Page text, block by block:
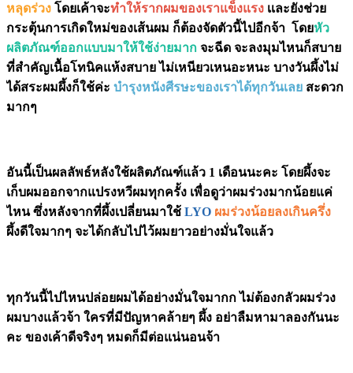
หลุดร่วง โดยเค้าจะทำให้รากผมของเราแข็งแรง เเละยังช่วย
กระตุ้นการเกิดใหม่ของเส้นผม ก็ต้องจัดตัวนี้ไปอีกจ้า โดยหัว
ผลิตภัณฑ์ออกแบบมาให้ใช้ง่ายมาก จะฉีด จะลงมุมไหนก็สบาย
ที่สำคัญเนื้อโทนิคแห้งสบาย ไม่เหนียวเหนอะหนะ บางวันผึ้งไม่
ได้สระผมผึ้งก็ใช้ค่ะ บำรุงหนังศีรษะของเราได้ทุกวันเลย สะดวก
มากๆ
อันนี้เป็นผลลัพธ์หลังใช้ผลิตภัณฑ์แล้ว 1 เดือนนะคะ โดยผึ้งจะ
เก็บผมออกจากแปรงหวีผมทุกครั้ง เพื่อดูว่าผมร่วงมากน้อยแค่
ไหน ซึ่งหลังจากที่ผึ้งเปลี่ยนมาใช้ LYO ผมร่วงน้อยลงเกินครึ่ง
ผึ้งดีใจมากๆ จะได้กลับไปไว้ผมยาวอย่างมั่นใจแล้ว
ทุกวันนี้ไปไหนปล่อยผมได้อย่างมั่นใจมากก ไม่ต้องกลัวผมร่วง
ผมบางแล้วจ้า ใครที่มีปัญหาคล้ายๆ ผึ้ง อย่าลืมหามาลองกันนะ
คะ ของเค้าดีจริงๆ หมดก็มีต่อแน่นอนจ้า